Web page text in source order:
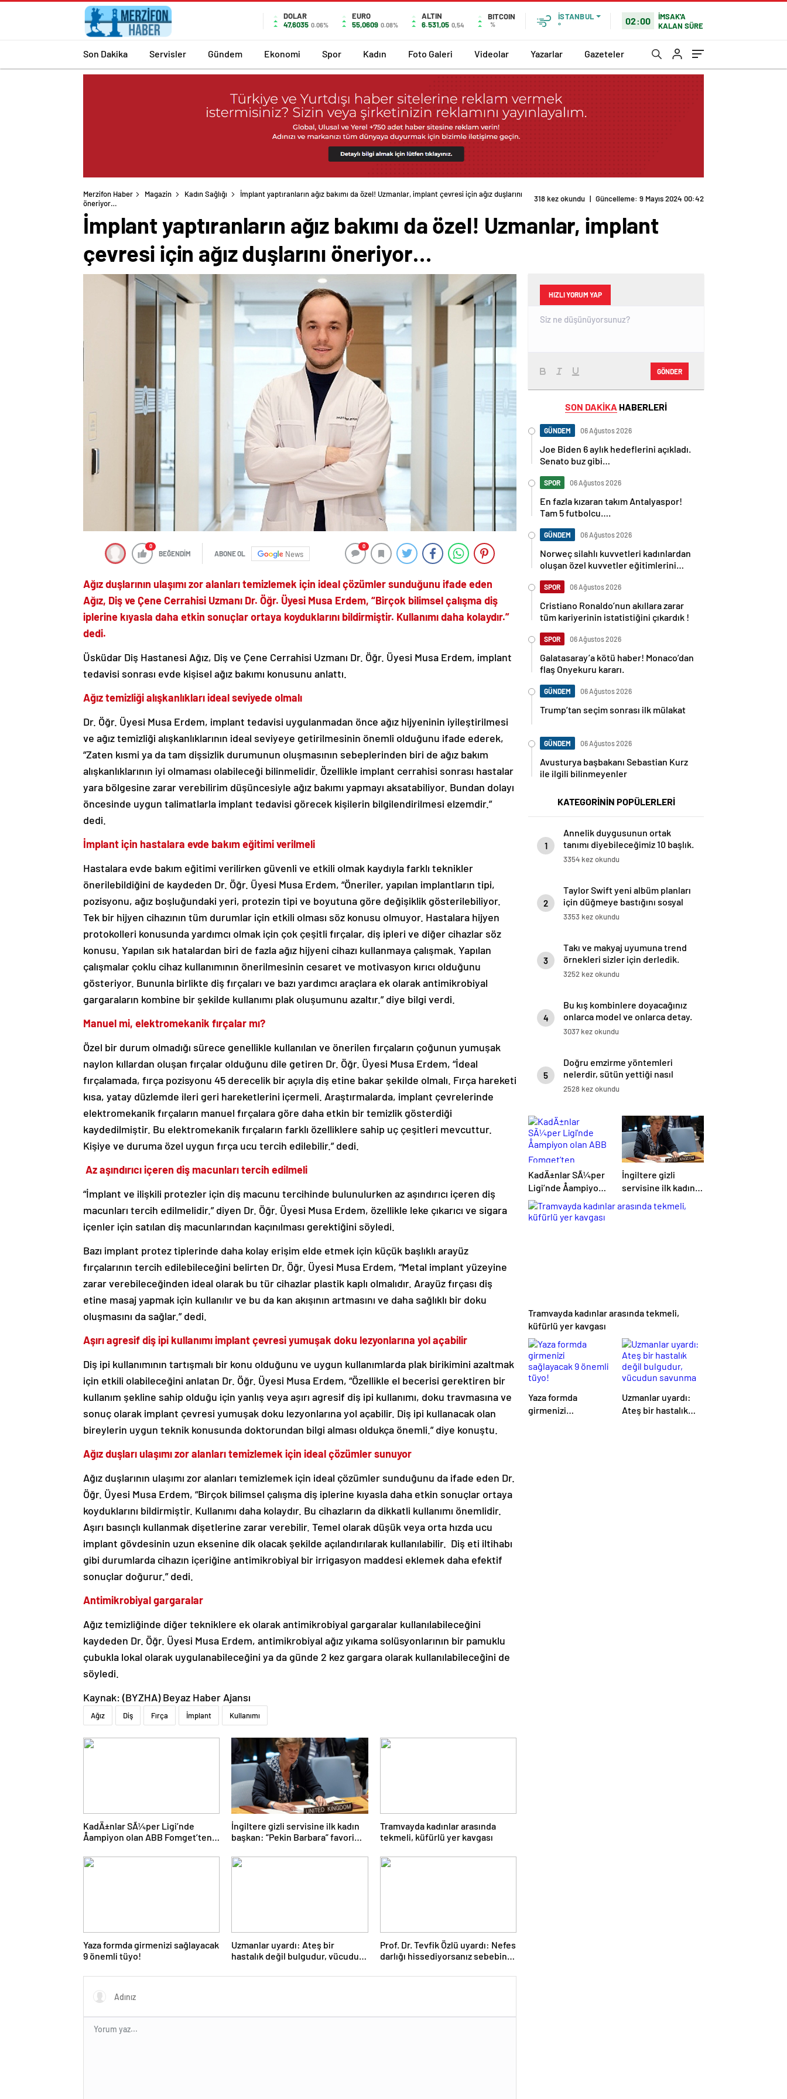
DOLAR
47,6035 0.06%
EURO
55,0609 0.08%
ALTIN
6.531,05 0,54
BITCOIN
%
İSTANBUL
°
02:00
İMSAK'A
KALAN SÜRE
Son Dakika Servisler Gündem Ekonomi Spor Kadın Foto Galeri Videolar Yazarlar Gazeteler
Merzifon Haber Magazin Kadın Sağlığı
İmplant yaptıranların ağız bakımı da özel! Uzmanlar, implant çevresi için ağız duşlarını
öneriyor…
318 kez okundu | Güncelleme: 9 Mayıs 2024 00:42
İmplant yaptıranların ağız bakımı da özel! Uzmanlar, implant
çevresi için ağız duşlarını öneriyor…
0
BEĞENDİM ABONE OL News
0
Ağız duşlarının ulaşımı zor alanları temizlemek için ideal çözümler sunduğunu ifade eden
Ağız, Diş ve Çene Cerrahisi Uzmanı Dr. Öğr. Üyesi Musa Erdem, “Birçok bilimsel çalışma diş
iplerine kıyasla daha etkin sonuçlar ortaya koyduklarını bildirmiştir. Kullanımı daha kolaydır.”
dedi.
Üsküdar Diş Hastanesi Ağız, Diş ve Çene Cerrahisi Uzmanı Dr. Öğr. Üyesi Musa Erdem, implant
tedavisi sonrası evde kişisel ağız bakımı konusunu anlattı.
Ağız temizliği alışkanlıkları ideal seviyede olmalı
Dr. Öğr. Üyesi Musa Erdem, implant tedavisi uygulanmadan önce ağız hijyeninin iyileştirilmesi
ve ağız temizliği alışkanlıklarının ideal seviyeye getirilmesinin önemli olduğunu ifade ederek,
“Zaten kısmi ya da tam dişsizlik durumunun oluşmasının sebeplerinden biri de ağız bakım
alışkanlıklarının iyi olmaması olabileceği bilinmelidir. Özellikle implant cerrahisi sonrası hastalar
yara bölgesine zarar verebilirim düşüncesiyle ağız bakımı yapmayı aksatabiliyor. Bundan dolayı
öncesinde uygun talimatlarla implant tedavisi görecek kişilerin bilgilendirilmesi elzemdir.”
dedi.
İmplant için hastalara evde bakım eğitimi verilmeli
Hastalara evde bakım eğitimi verilirken güvenli ve etkili olmak kaydıyla farklı teknikler
önerilebildiğini de kaydeden Dr. Öğr. Üyesi Musa Erdem, “Öneriler, yapılan implantların tipi,
pozisyonu, ağız boşluğundaki yeri, protezin tipi ve boyutuna göre değişiklik gösterilebiliyor.
Tek bir hijyen cihazının tüm durumlar için etkili olması söz konusu olmuyor. Hastalara hijyen
protokolleri konusunda yardımcı olmak için çok çeşitli fırçalar, diş ipleri ve diğer cihazlar söz
konusu. Yapılan sık hatalardan biri de fazla ağız hijyeni cihazı kullanmaya çalışmak. Yapılan
çalışmalar çoklu cihaz kullanımının önerilmesinin cesaret ve motivasyon kırıcı olduğunu
gösteriyor. Bununla birlikte diş fırçaları ve bazı yardımcı araçlara ek olarak antimikrobiyal
gargaraların kombine bir şekilde kullanımı plak oluşumunu azaltır.” diye bilgi verdi.
Manuel mi, elektromekanik fırçalar mı?
Özel bir durum olmadığı sürece genellikle kullanılan ve önerilen fırçaların çoğunun yumuşak
naylon kıllardan oluşan fırçalar olduğunu dile getiren Dr. Öğr. Üyesi Musa Erdem, “İdeal
fırçalamada, fırça pozisyonu 45 derecelik bir açıyla diş etine bakar şekilde olmalı. Fırça hareketi
kısa, yatay düzlemde ileri geri hareketlerini içermeli. Araştırmalarda, implant çevrelerinde
elektromekanik fırçaların manuel fırçalara göre daha etkin bir temizlik gösterdiği
kaydedilmiştir. Bu elektromekanik fırçaların farklı özelliklere sahip uç çeşitleri mevcuttur.
Kişiye ve duruma özel uygun fırça ucu tercih edilebilir.” dedi.
Az aşındırıcı içeren diş macunları tercih edilmeli
“İmplant ve ilişkili protezler için diş macunu tercihinde bulunulurken az aşındırıcı içeren diş
macunları tercih edilmelidir.” diyen Dr. Öğr. Üyesi Musa Erdem, özellikle leke çıkarıcı ve sigara
içenler için satılan diş macunlarından kaçınılması gerektiğini söyledi.
Bazı implant protez tiplerinde daha kolay erişim elde etmek için küçük başlıklı arayüz
fırçalarının tercih edilebileceğini belirten Dr. Öğr. Üyesi Musa Erdem, “Metal implant yüzeyine
zarar verebileceğinden ideal olarak bu tür cihazlar plastik kaplı olmalıdır. Arayüz fırçası diş
etine masaj yapmak için kullanılır ve bu da kan akışının artmasını ve daha sağlıklı bir doku
oluşmasını da sağlar.” dedi.
Aşırı agresif diş ipi kullanımı implant çevresi yumuşak doku lezyonlarına yol açabilir
Diş ipi kullanımının tartışmalı bir konu olduğunu ve uygun kullanımlarda plak birikimini azaltmak
için etkili olabileceğini anlatan Dr. Öğr. Üyesi Musa Erdem, “Özellikle el becerisi gerektiren bir
kullanım şekline sahip olduğu için yanlış veya aşırı agresif diş ipi kullanımı, doku travmasına ve
sonuç olarak implant çevresi yumuşak doku lezyonlarına yol açabilir. Diş ipi kullanacak olan
bireylerin uygun teknik konusunda doktorundan bilgi alması oldukça önemli.” diye konuştu.
Ağız duşları ulaşımı zor alanları temizlemek için ideal çözümler sunuyor
Ağız duşlarının ulaşımı zor alanları temizlemek için ideal çözümler sunduğunu da ifade eden Dr.
Öğr. Üyesi Musa Erdem, “Birçok bilimsel çalışma diş iplerine kıyasla daha etkin sonuçlar ortaya
koyduklarını bildirmiştir. Kullanımı daha kolaydır. Bu cihazların da dikkatli kullanımı önemlidir.
Aşırı basınçlı kullanmak dişetlerine zarar verebilir. Temel olarak düşük veya orta hızda ucu
implant gövdesinin uzun eksenine dik olacak şekilde açılandırılarak kullanılabilir. Diş eti iltihabı
gibi durumlarda cihazın içeriğine antimikrobiyal bir irrigasyon maddesi eklemek daha efektif
sonuçlar doğurur.” dedi.
Antimikrobiyal gargaralar
Ağız temizliğinde diğer tekniklere ek olarak antimikrobiyal gargaralar kullanılabileceğini
kaydeden Dr. Öğr. Üyesi Musa Erdem, antimikrobiyal ağız yıkama solüsyonlarının bir pamuklu
çubukla lokal olarak uygulanabileceğini ya da günde 2 kez gargara olarak kullanılabileceğini de
söyledi.
Kaynak: (BYZHA) Beyaz Haber Ajansı
Ağız Diş Fırça İmplant Kullanımı
KadÄ±nlar SÃ¼per Ligi’nde
Åampiyon olan ABB Fomget’ten
İngiltere gizli servisine ilk kadın
başkan: “Pekin Barbara” favori
Tramvayda kadınlar arasında
tekmeli, küfürlü yer kavgası
Yaza formda girmenizi sağlayacak
9 önemli tüyo!
Uzmanlar uyardı: Ateş bir
hastalık değil bulgudur, vücudun
Prof. Dr. Tevfik Özlü uyardı: Nefes
darlığı hissediyorsanız sebebini
HIZLI YORUM YAP
GÖNDER
SON DAKİKA HABERLERİ
GÜNDEM 06 Ağustos 2026
Joe Biden 6 aylık hedeflerini açıkladı.
Senato buz gibi…
SPOR 06 Ağustos 2026
En fazla kızaran takım Antalyaspor!
Tam 5 futbolcu….
GÜNDEM 06 Ağustos 2026
Norweç silahlı kuvvetleri kadınlardan
oluşan özel kuvvetler eğitimlerini
SPOR 06 Ağustos 2026
Cristiano Ronaldo’nun akıllara zarar
tüm kariyerinin istatistiğini çıkardık !
SPOR 06 Ağustos 2026
Galatasaray’a kötü haber! Monaco’dan
flaş Onyekuru kararı.
GÜNDEM 06 Ağustos 2026
Trump’tan seçim sonrası ilk mülakat
GÜNDEM 06 Ağustos 2026
Avusturya başbakanı Sebastian Kurz
ile ilgili bilinmeyenler
KATEGORİNİN POPÜLERLERİ
1
Annelik duygusunun ortak
tanımı diyebileceğimiz 10 başlık.
3354 kez okundu
2
Taylor Swift yeni albüm planları
için düğmeye bastığını sosyal
medyadan duyurdu!
3353 kez okundu
3
Takı ve makyaj uyumuna trend
örnekleri sizler için derledik.
3252 kez okundu
4
Bu kış kombinlere doyacağınız
onlarca model ve onlarca detay.
3037 kez okundu
5
Doğru emzirme yöntemleri
nelerdir, sütün yettiği nasıl
anlaşılır?
2528 kez okundu
KadÄ±nlar SÃ¼per
Ligi’nde Åampiyon
olan ABB
Fomget’ten
İngiltere gizli
servisine ilk kadın
başkan: “Pekin
Barbara” favori aday
Tramvayda kadınlar arasında tekmeli,
küfürlü yer kavgası
Yaza formda
girmenizi
Uzmanlar uyardı:
Ateş bir hastalık